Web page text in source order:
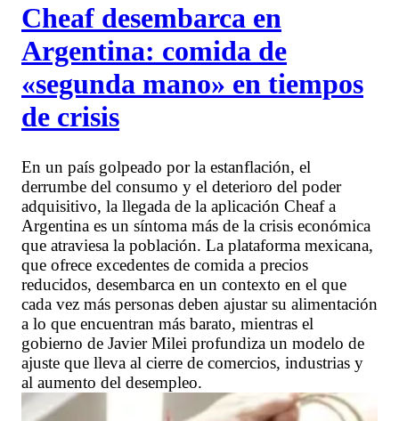
Cheaf desembarca en
Argentina: comida de
«segunda mano» en tiempos
de crisis
En un país golpeado por la estanflación, el
derrumbe del consumo y el deterioro del poder
adquisitivo, la llegada de la aplicación Cheaf a
Argentina es un síntoma más de la crisis económica
que atraviesa la población. La plataforma mexicana,
que ofrece excedentes de comida a precios
reducidos, desembarca en un contexto en el que
cada vez más personas deben ajustar su alimentación
a lo que encuentran más barato, mientras el
gobierno de Javier Milei profundiza un modelo de
ajuste que lleva al cierre de comercios, industrias y
al aumento del desempleo.